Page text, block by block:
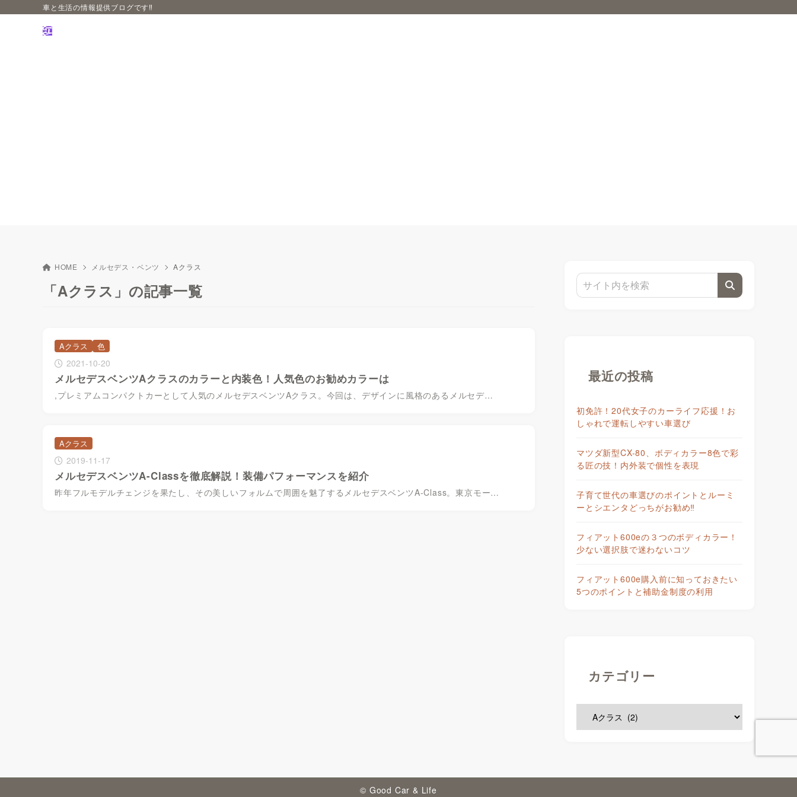
車と生活の情報提供ブログです‼
HOME メルセデス・ベンツ Aクラス
「Aクラス」の記事一覧
Aクラス 色
2021-10-20
メルセデスベンツAクラスのカラーと内装色！人気色のお勧めカラーは
,プレミアムコンパクトカーとして人気のメルセデスベンツAクラス。今回は、デザインに風格のあるメルセデ…
Aクラス
2019-11-17
メルセデスベンツA-Classを徹底解説！装備パフォーマンスを紹介
昨年フルモデルチェンジを果たし、その美しいフォルムで周囲を魅了するメルセデスベンツA-Class。東京モー…
最近の投稿
初免許！20代女子のカーライフ応援！お
しゃれで運転しやすい車選び
マツダ新型CX-80、ボディカラー8色で彩
る匠の技！内外装で個性を表現
子育て世代の車選びのポイントとルーミ
ーとシエンタどっちがお勧め‼
フィアット600eの３つのボディカラー！
少ない選択肢で迷わないコツ
フィアット600e購入前に知っておきたい
5つのポイントと補助金制度の利用
カテゴリー
© Good Car & Life